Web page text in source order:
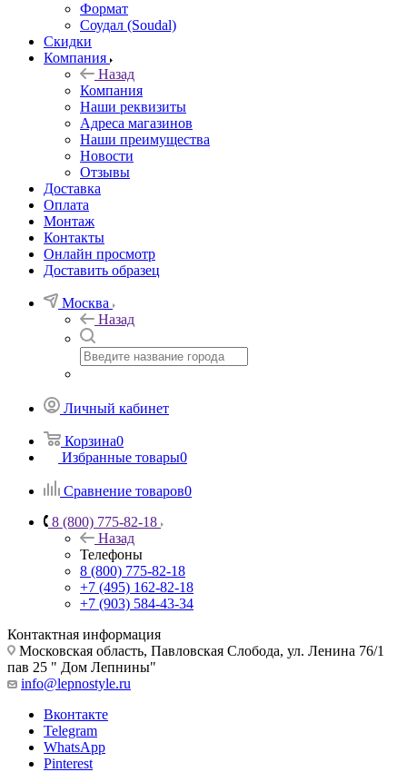
Формат
Соудал (Soudal)
Скидки
Компания
Назад
Компания
Наши реквизиты
Адреса магазинов
Наши преимущества
Новости
Отзывы
Доставка
Оплата
Монтаж
Контакты
Онлайн просмотр
Доставить образец
Москва
Назад
Личный кабинет
Корзина0
Избранные товары0
Сравнение товаров0
8 (800) 775-82-18
Назад
Телефоны
8 (800) 775-82-18
+7 (495) 162-82-18
+7 (903) 584-43-34
Контактная информация
Московская область, Павловская Слобода, ул. Ленина 76/1
пав 25 " Дом Лепнины"
info@lepnostyle.ru
Вконтакте
Telegram
WhatsApp
Pinterest